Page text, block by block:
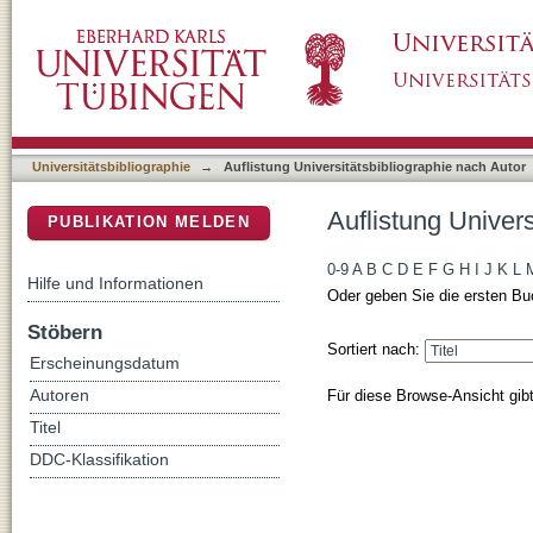
Universitätsbibliographie → Auflistung Universitätsbibliographie nach Autor
Auflistung
0-9 A B C D E F G H J K L
Oder geben Sie die ersten
Sortiert nach:
Für diese Browse-Ansicht
PUBLIKATION MELDEN
Hilfe und Informationen
Stöbern
Erscheinungsdatum
Autoren
Titel
DDC-Klassifikation